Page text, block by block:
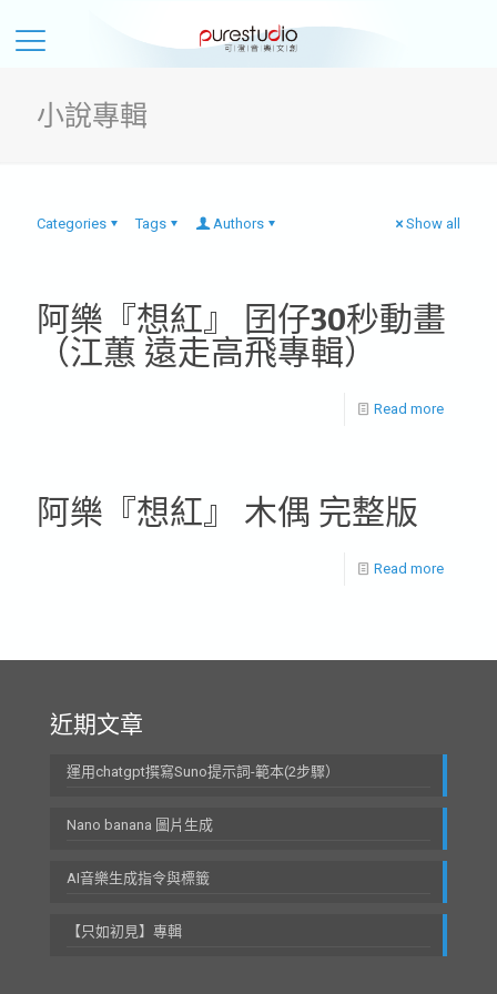
小說專輯
Categories Tags Authors Show all
阿樂『想紅』 囝仔30秒動畫
（江蕙 遠走高飛專輯）
Read more
阿樂『想紅』 木偶 完整版
Read more
近期文章
運用chatgpt撰寫Suno提示詞-範本(2步驟）
Nano banana 圖片生成
AI音樂生成指令與標籤
【只如初見】專輯